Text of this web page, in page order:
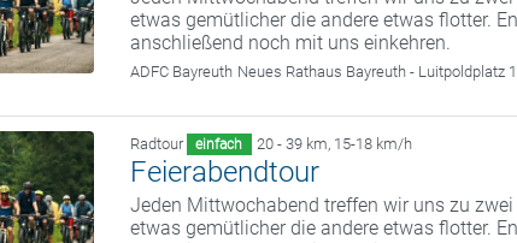
etwas gemütlicher die andere etwas flotter.
anschließend noch mit uns einkehren.
ADFC Bayreuth Neues Rathaus Bayreuth - Luitpoldplatz
Radtour einfach 20 - 39 km, 15-18 km/h
Feierabendtour
Jeden Mittwochabend treffen wir uns zu
etwas gemütlicher die andere etwas flotter.